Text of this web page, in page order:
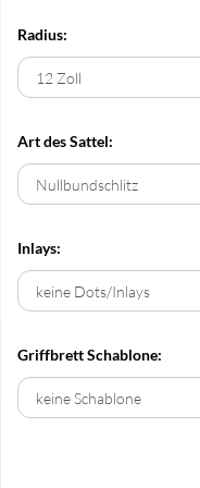
Radius:
Art des Sattel:
Inlays:
Griffbrett Schablone: